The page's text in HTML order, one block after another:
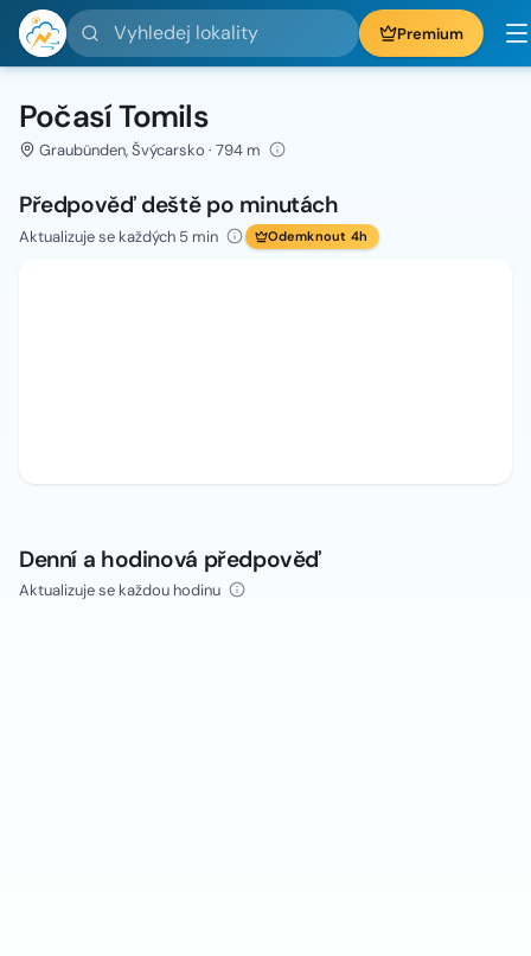
Vyhledej lokality Premium
Počasí Tomils
Graubünden, Švýcarsko · 794 m
Předpověď deště po minutách
Aktualizuje se každých 5 min Odemknout 4h
Denní a hodinová předpověď
Aktualizuje se každou hodinu